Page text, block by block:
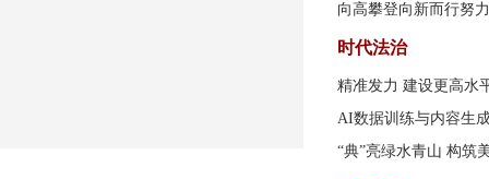
向高攀登向新而行努
时代法治
精准发力 建设更高水
AI数据训练与内容生
“典”亮绿水青山 构筑